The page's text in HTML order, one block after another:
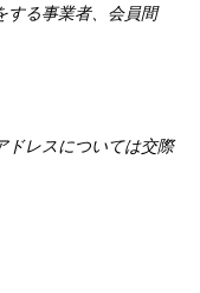
る事業者、会員間
レスについては交際